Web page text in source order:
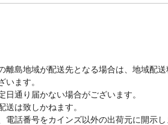
離島地域が配送先となる場合は、地域配
います。
通り届かない場合がございます。
は致しかねます。
電話番号をカインズ以外の出荷元に開示